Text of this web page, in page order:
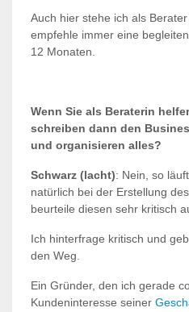
Auch hier stehe ich als
empfehle immer eine
12 Monaten.
Wenn Sie als Beraterin
schreiben dann den
und organisieren alles?
Schwarz (lacht): Nein, so
natürlich bei der Erstellung
beurteile diesen sehr kritisch
Ich hinterfrage kritisch und
den Weg.
Ein Gründer, den ich gerade
Kundeninteresse seiner